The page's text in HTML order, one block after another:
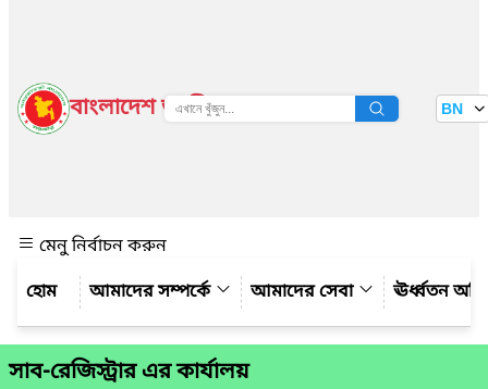
বাংলাদেশ জাতীয় তথ্য বাতায়ন BN
মেনু নির্বাচন করুন
আমাদের সম্পর্কে
আমাদের সেবা ঊর্ধ্বতন
সাব-রেজিস্ট্রার এর কার্যালয়